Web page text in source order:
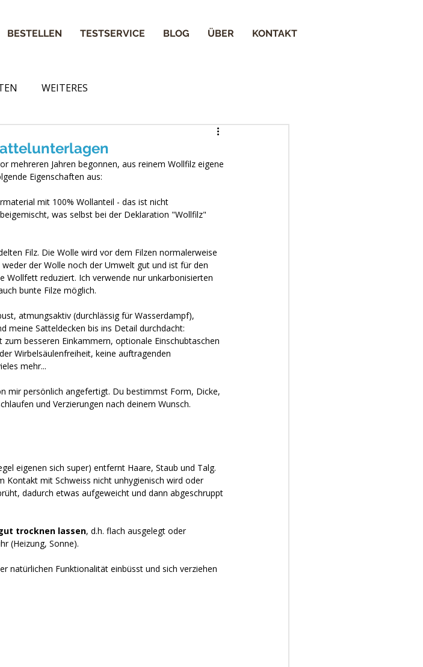
BESTELLEN TESTSERVICE BLOG ÜBER KONTAKT
WEITERES
mehreren Jahren begonnen, aus reinem Wollfilz eigene
Eigenschaften aus:
mit 100% Wollanteil - das ist nicht
was selbst bei der Deklaration "Wollfilz"
Filz. Die Wolle wird vor dem Filzen normalerweise
der Wolle noch der Umwelt gut und ist für den
reduziert. Ich verwende nur unkarbonisierten
bunte Filze möglich.
atmungsaktiv (durchlässig für Wasserdampf),
meine Satteldecken bis ins Detail durchdacht:
besseren Einkammern, optionale Einschubtaschen
Wirbelsäulenfreiheit, keine auftragenden
mehr...
mir persönlich angefertigt. Du bestimmst Form, Dicke,
und Verzierungen nach deinem Wunsch.
eigenen sich super) entfernt Haare, Staub und Talg.
Kontakt mit Schweiss nicht unhygienisch wird oder
dadurch etwas aufgeweicht und dann abgeschruppt
trocknen lassen, d.h. flach ausgelegt oder
(Heizung, Sonne).
natürlichen Funktionalität einbüsst und sich verziehen